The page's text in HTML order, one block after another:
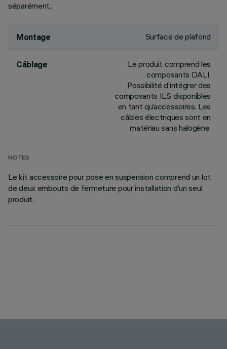
séparément.;
Montage Surface de plafond
Câblage
Le produit comprend les
composants DALI.
Possibilité d’intégrer des
composants ILS disponibles
en tant qu’accessoires. Les
câbles électriques sont en
matériau sans halogène.
NOTES
Le kit accessoire pour pose en suspension comprend un lot
de deux embouts de fermeture pour installation d’un seul
produit.